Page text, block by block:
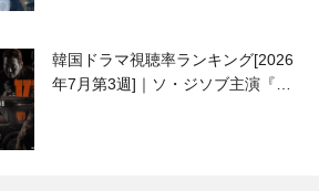
韓国ドラマ視聴率ランキング[2026
年7月第3週]｜ソ・ジソブ主演『エ